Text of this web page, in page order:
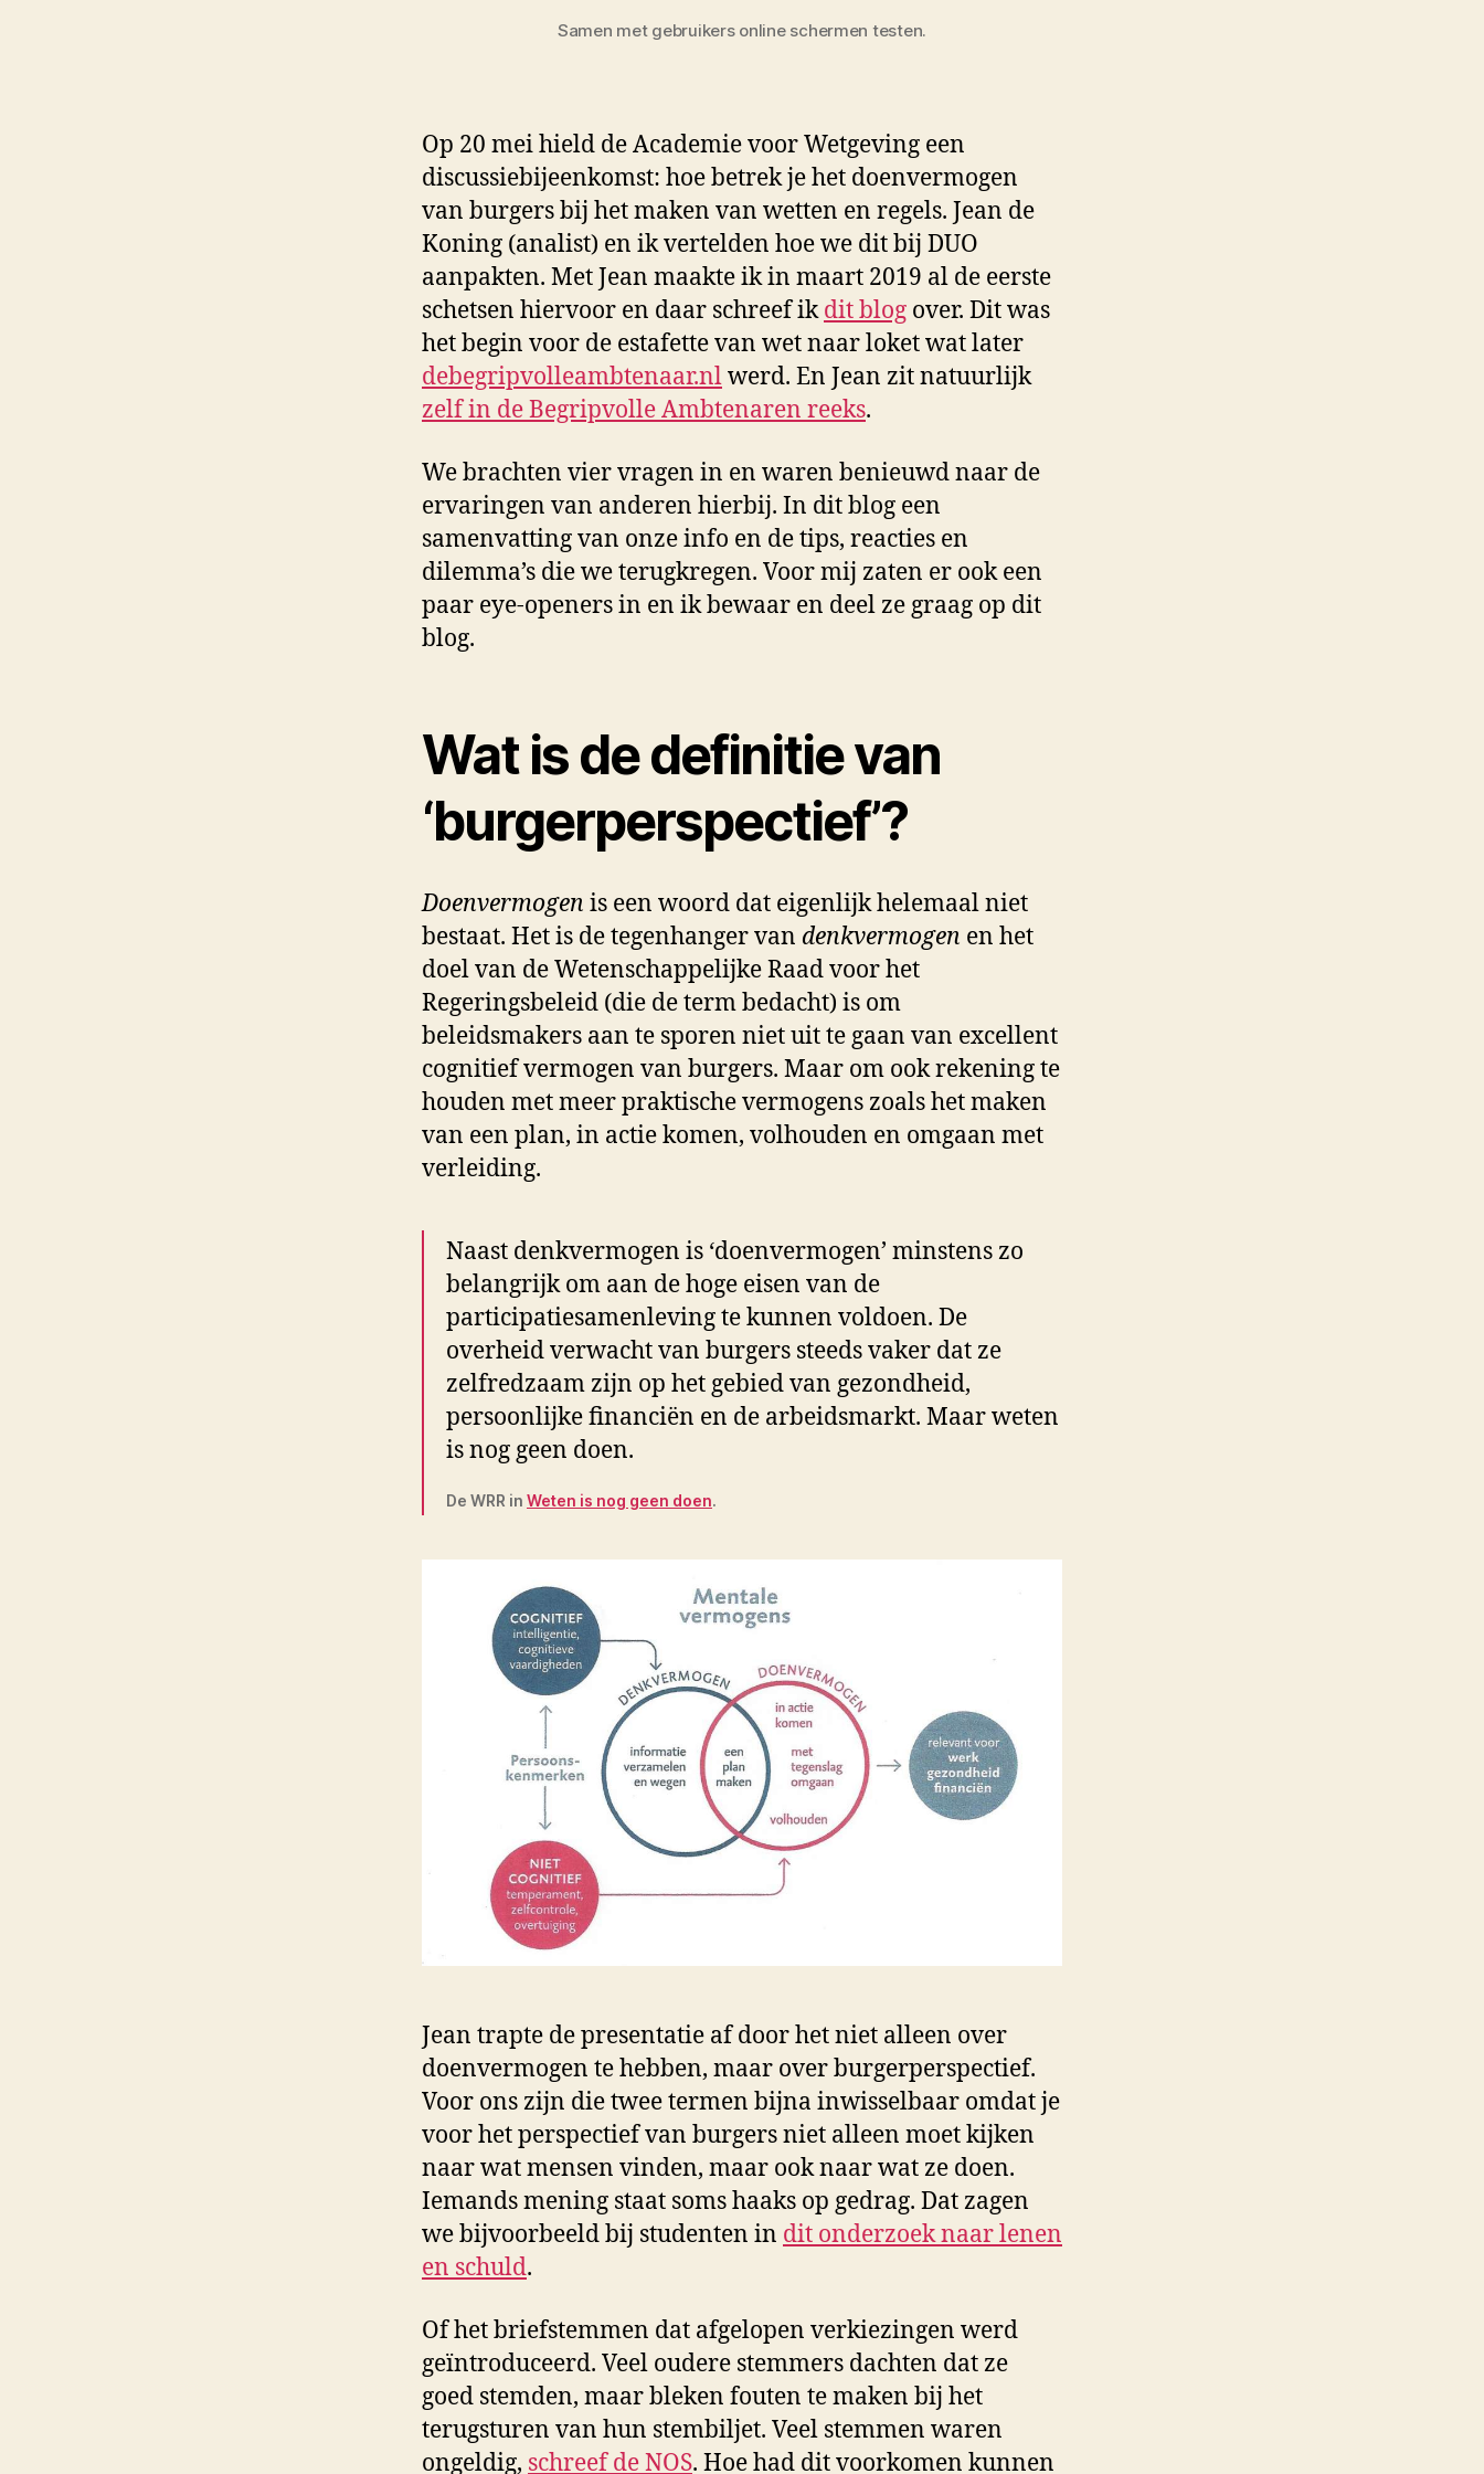
Samen met gebruikers online schermen testen.
Op 20 mei hield de Academie voor Wetgeving een
discussiebijeenkomst: hoe betrek je het doenvermogen
van burgers bij het maken van wetten en regels. Jean de
Koning (analist) en ik vertelden hoe we dit bij DUO
aanpakten. Met Jean maakte ik in maart 2019 al de eerste
schetsen hiervoor en daar schreef ikdit blog over. Dit was
het begin voor de estafette van wet naar loket wat later
debegripvolleambtenaar.nlwerd. En Jean zit natuurlijk
zelf in de Begripvolle Ambtenaren reeks.
We brachten vier vragen in en waren benieuwd naar de
ervaringen van anderen hierbij. In dit blog een
samenvatting van onze info en de tips, reacties en
dilemma’s die we terugkregen. Voor mij zaten er ook een
paar eye-openers in en ik bewaar en deel ze graag op dit
blog.
Wat is de definitie van
‘burgerperspectief’?
Doenvermogen is een woord dat eigenlijk helemaal niet
bestaat. Het is de tegenhanger van denkvermogen en het
doel van de Wetenschappelijke Raad voor het
Regeringsbeleid (die de term bedacht) is om
beleidsmakers aan te sporen niet uit te gaan van excellent
cognitief vermogen van burgers. Maar om ook rekening te
houden met meer praktische vermogens zoals het maken
van een plan, in actie komen, volhouden en omgaan met
verleiding.
Naast denkvermogen is ‘doenvermogen’ minstens zo
belangrijk om aan de hoge eisen van de
participatiesamenleving te kunnen voldoen. De
overheid verwacht van burgers steeds vaker dat ze
zelfredzaam zijn op het gebied van gezondheid,
persoonlijke financiën en de arbeidsmarkt. Maar weten
is nog geen doen.
De WRR in Weten is nog geen doen.
Jean trapte de presentatie af door het niet alleen over
doenvermogen te hebben, maar over burgerperspectief.
Voor ons zijn die twee termen bijna inwisselbaar omdat je
voor het perspectief van burgers niet alleen moet kijken
naar wat mensen vinden, maar ook naar wat ze doen.
Iemands mening staat soms haaks op gedrag. Dat zagen
we bijvoorbeeld bij studenten in dit onderzoek naar lenen
en schuld.
Of het briefstemmen dat afgelopen verkiezingen werd
geïntroduceerd. Veel oudere stemmers dachten dat ze
goed stemden, maar bleken fouten te maken bij het
terugsturen van hun stembiljet. Veel stemmen waren
ongeldig, schreef de NOS. Hoe had dit voorkomen kunnen